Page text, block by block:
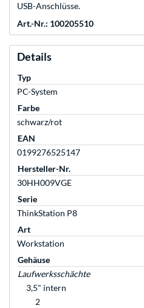
USB-Anschlüsse.
Art.-Nr.: 100205510
Details
Typ
PC-System
Farbe
schwarz/rot
EAN
0199276525147
Hersteller-Nr.
30HH009VGE
Serie
ThinkStation P8
Art
Workstation
Gehäuse
Laufwerksschächte
3,5" intern
2